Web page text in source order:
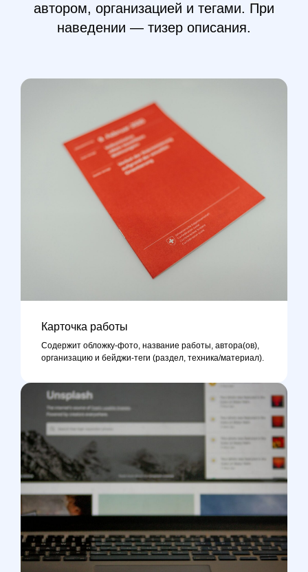
автором, организацией и тегами. При
наведении — тизер описания.
Карточка работы
Содержит обложку-фото, название работы, автора(ов),
организацию и бейджи-теги (раздел, техника/материал).